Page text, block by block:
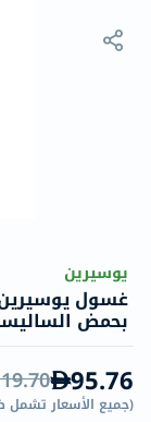
يوسيرين
غسول
بحمض الساليسيليك
95.76
(جميع الأسعار تشمل